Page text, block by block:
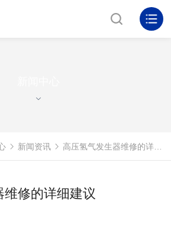
新闻资讯 高压氢气发生器维修的详细建议
修的详细建议